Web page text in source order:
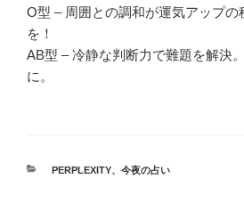
O型 – 周囲との調和が運気アップの
を！
AB型 – 冷静な判断力で難題を解決
に。
カ
PERPLEXITY、 今夜の占い